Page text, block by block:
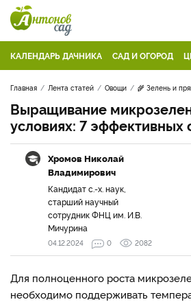
КАЛЕНДАРЬ ДАЧНИКА САД И ОГОРОД
Главная Лента статей Овощи 🌾 Зелень и
Выращивание
условиях: 7 эффективных
Хромов Николай
Владимирович
Кандидат с.-х. наук,
старший научный
сотрудник ФНЦ им. И.В.
Мичурина
04.12.2024 0 2082
Для полноценного роста
необходимо поддерживать